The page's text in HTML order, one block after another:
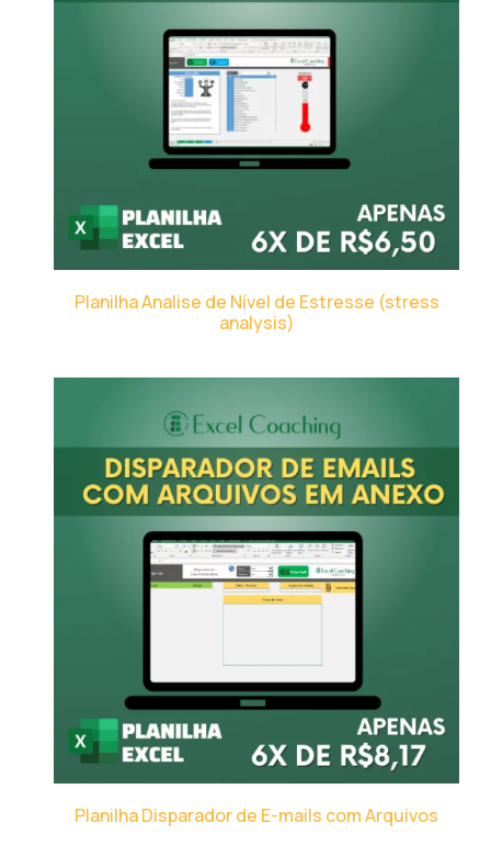
Planilha Analise de Nível de Estresse (stress
analysis)
Planilha Disparador de E-mails com Arquivos